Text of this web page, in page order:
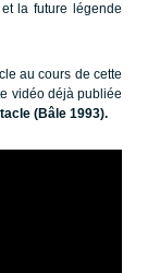
la future légende
au cours de cette
vidéo déjà publiée
(Bâle 1993).